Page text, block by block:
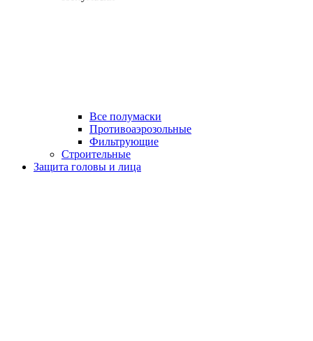
Все полумаски
Противоаэрозольные
Фильтрующие
Строительные
Защита головы и лица